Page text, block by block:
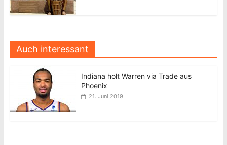
Auch interessant
Indiana holt Warren via Trade aus
Phoenix
21. Juni 2019